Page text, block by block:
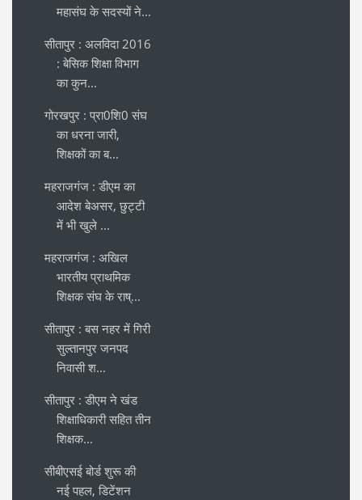
महासंघ के सदस्यों ने...
सीतापुर : अलविदा 2016
: बेसिक शिक्षा विभाग
का कुन...
गोरखपुर : प्रा0शि0 संघ
का धरना जारी,
शिक्षकों का ब...
महराजगंज : डीएम का
आदेश बेअसर, छुट्टी
में भी खुले ...
महराजगंज : अखिल
भारतीय प्राथमिक
शिक्षक संघ के राष्...
सीतापुर : बस नहर में गिरी
सुल्तानपुर जनपद
निवासी श...
सीतापुर : डीएम ने खंड
शिक्षाधिकारी सहित तीन
शिक्षक...
सीबीएसई बोर्ड शुरू की
नई पहल, डिटेंशन